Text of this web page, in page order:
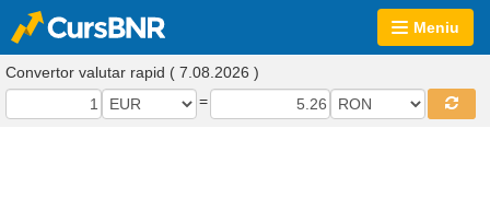
Meniu
Convertor valutar rapid ( 7.08.2026 )
=